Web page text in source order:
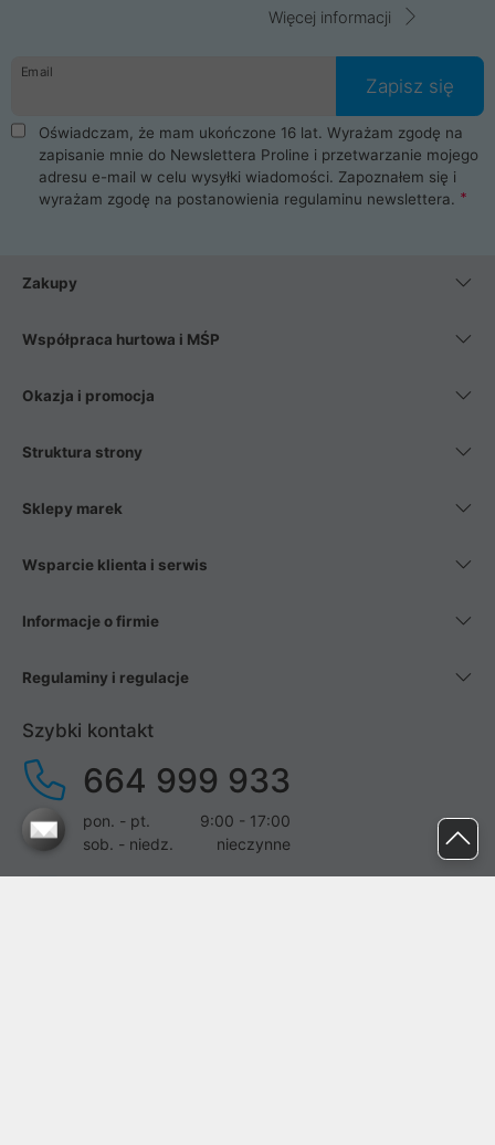
Więcej informacji
Email
Zapisz się
Oświadczam, że mam ukończone 16 lat. Wyrażam zgodę na
zapisanie mnie do Newslettera Proline i przetwarzanie mojego
adresu e-mail w celu wysyłki wiadomości. Zapoznałem się i
wyrażam zgodę na postanowienia regulaminu newslettera.
Zakupy
Współpraca hurtowa i MŚP
Okazja i promocja
Struktura strony
Sklepy marek
Wsparcie klienta i serwis
Informacje o firmie
Regulaminy i regulacje
Szybki kontakt
664 999 933
pon. - pt.
9:00 - 17:00
sob. - niedz.
nieczynne